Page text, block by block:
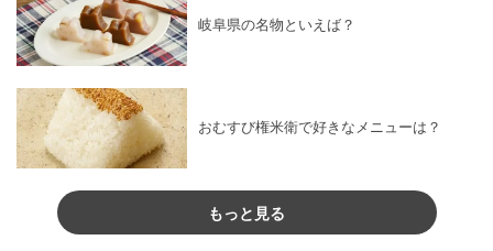
岐阜県の名物といえば？
おむすび権米衛で好きなメニューは？
もっと見る